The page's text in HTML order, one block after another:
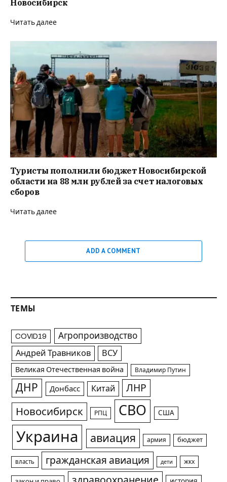
Новосибирск
Читать далее
Туристы пополнили бюджет Новосибирской
области на 88 млн рублей за счет налоговых
сборов
Читать далее
ADD A COMMENT
ТЕМЫ
COVID19 Агропроизводство
Андрей Травников ВСУ
Великая Отечественная война Владимир Путин
ДНР Донбасс Китай ЛНР
Новосибирск РПЦ СВО США
Украина авиация армия бюджет
власть гражданская авиация дети жкх